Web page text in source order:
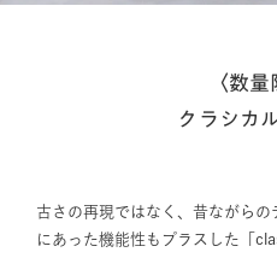
〈数量
クラシカ
古さの再現ではなく、昔ながらの
にあった機能性もプラスした「